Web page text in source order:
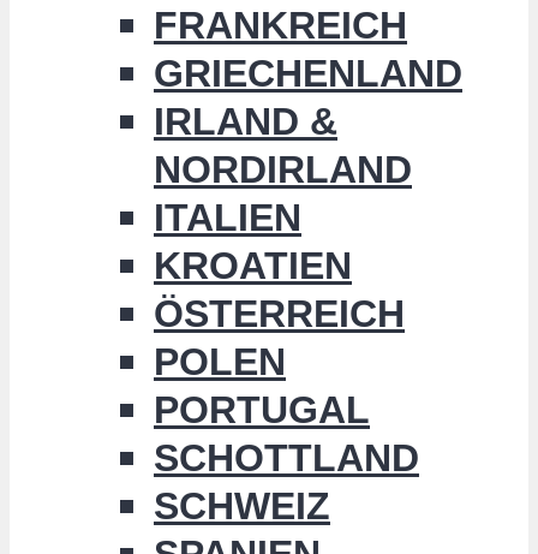
FRANKREICH
GRIECHENLAND
IRLAND &
NORDIRLAND
ITALIEN
KROATIEN
ÖSTERREICH
POLEN
PORTUGAL
SCHOTTLAND
SCHWEIZ